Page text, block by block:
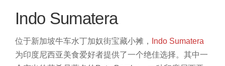
Indo Sumatera
位于新加坡牛车水丁加奴街宝藏小摊，
Indo Sumatera
为印度尼西亚美食爱好者提供了一个绝佳选择。其中一